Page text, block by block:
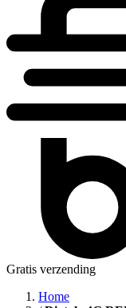
Gratis verzending
Home